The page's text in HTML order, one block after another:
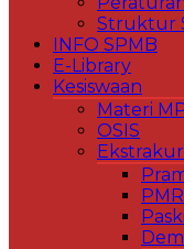
Struktur
INFO SPMB
E-Library
Kesiswaan
Materi
OSIS
PMR